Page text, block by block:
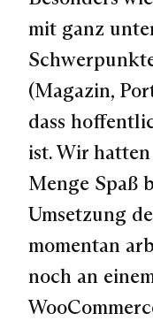
mit ganz
(Magazin,
dass
ist. Wir
Menge Spaß
Umsetzung
momentan
noch an